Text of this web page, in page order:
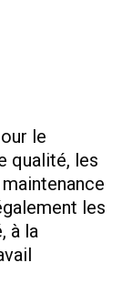
le
qualité, les
les
à la